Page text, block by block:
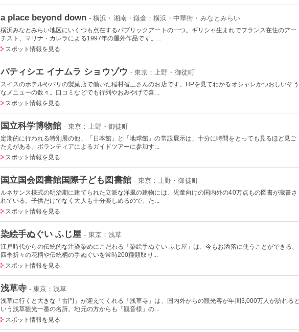
a place beyond down - 横浜・湘南・鎌倉：横浜・中華街・みなとみらい
横浜みなとみらい地区にいくつも点在するパブリックアートの一つ。ギリシャ生まれでフランス在住のアー
チスト、マリナ・カレラによる1997年の屋外作品です。...
スポット情報を見る
パティシエ イナムラ ショウゾウ - 東京：上野・御徒町
スイスのホテルやパリの製菓店で働いた稲村省三さんのお店です。HPを見てわかるオシャレかつおしいそう
なメニューの数々。口コミなどでも行列やおみやげで喜...
スポット情報を見る
国立科学博物館 - 東京：上野・御徒町
定期的に行われる特別展の他、「日本館」と「地球館」の常設展示は、十分に時間をとっても見るほど見ご
たえがある。ボランティアによるガイドツアーに参加す...
スポット情報を見る
国立国会図書館国際子ども図書館 - 東京：上野・御徒町
ルネサンス様式の明治期に建てられた立派な洋風の建物には、児童向けの国内外の40万点もの図書が蔵書さ
れている。子供だけでなく大人も十分楽しめるので、た...
スポット情報を見る
染絵手ぬぐい ふじ屋 - 東京：浅草
江戸時代からの伝統的な注染染めにこだわる「染絵手ぬぐい ふじ屋」は、今もお洒落に使うことができる、
四季折々の花柄や伝統柄の手ぬぐいを常時200種類取り...
スポット情報を見る
浅草寺 - 東京：浅草
浅草に行くと大きな「雷門」が迎えてくれる「浅草寺」は、国内外からの観光客が年間3,000万人が訪れると
いう浅草観光一番の名所。地元の方からも「観音様」の...
スポット情報を見る